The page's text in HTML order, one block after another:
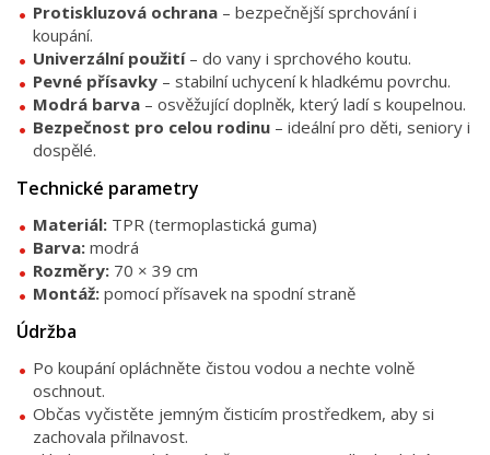
Protiskluzová ochrana – bezpečnější sprchování i
koupání.
Univerzální použití– do vany i sprchového koutu.
Pevné přísavky – stabilní uchycení k hladkému povrchu.
Modrá barva – osvěžující doplněk, který ladí s koupelnou.
Bezpečnost pro celou rodinu – ideální pro děti, seniory i
dospělé.
Technické parametry
Materiál: TPR (termoplastická guma)
Barva: modrá
Rozměry: 70 × 39 cm
Montáž: pomocí přísavek na spodní straně
Údržba
Po koupání opláchněte čistou vodou a nechte volně
oschnout.
Občas vyčistěte jemným čisticím prostředkem, aby si
zachovala přilnavost.